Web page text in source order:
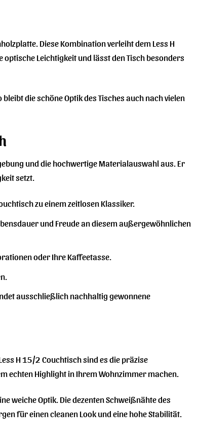
Diese Kombination verleiht dem Less H
Leichtigkeit und lässt den Tisch besonders
die schöne Optik des Tisches auch nach vielen
und die hochwertige Materialauswahl aus. Er
setzt.
zu einem zeitlosen Klassiker.
und Freude an diesem außergewöhnlichen
oder Ihre Kaffeetasse.
ausschließlich nachhaltig gewonnene
H 15/2 Couchtisch sind es die präzise
echten Highlight in Ihrem Wohnzimmer machen.
weiche Optik. Die dezenten Schweißnähte des
für einen cleanen Look und eine hohe Stabilität.